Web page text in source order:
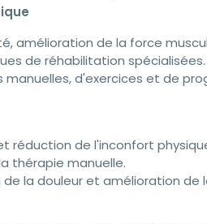
amélioration de la force
de réhabilitation spécialisées.
d'exercices et de
réduction de l'inconfort
thérapie manuelle.
la douleur et amélioration de